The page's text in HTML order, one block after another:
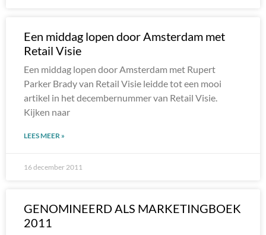
Een middag lopen door Amsterdam met
Retail Visie
Een middag lopen door Amsterdam met Rupert
Parker Brady van Retail Visie leidde tot een mooi
artikel in het decembernummer van Retail Visie.
Kijken naar
LEES MEER »
16 december 2011
GENOMINEERD ALS MARKETINGBOEK
2011